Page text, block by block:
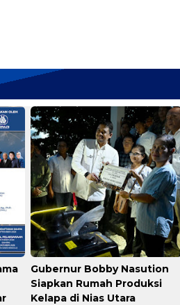
Gubernur Bobby Nasution
Siapkan Rumah Produksi
Kelapa di Nias Utara